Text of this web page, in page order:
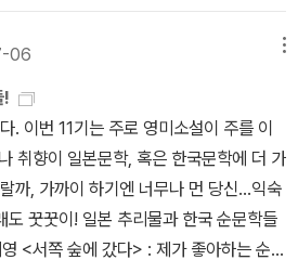
~ 각각 100페이지, 200페이지 정도의
도 흥미로우니, 탐정소설에 관심 있는 독
나 새로운 도전을 하는 사회파 미스터
로 작품. 납득하기 어려운 이유로 아내
고 있는 용의자의 본성을 추적하는 논픽
납득하지 못하는 결말은 받아들이지 않
해하지 못한 것을 인정하는 것이 무서워
는 척 살아가는 사람들에게 강렬한 메시
쿠로, 비채 이 작품도 순위에 넣으려고
출간이라고 되어 있네요. 그냥저냥 큰 기
에 이끌려 흠뻑 빠져들었던 작품. 인간
찰과 반전, 여운있는 결말 등 상당히 마
르문학은 재독하기가 쉽지 않은데 재독하
나입니다. 표지상 1. 인비저블 레인 -
바탕에 매력적인 붉은 코트가 상당히 인
묘하면서도 상당히 매력적입니다. 디자
로 자멸 - 그러니까수도없이 나 자신을 벼
이러한 자명한 사실을 깨달을 줄 알았음
달리 살아 갈 방법이 없는것이다. 나
이라고 생각하며 손에 쥔 책은 누
의 빛」이다. 재미없는 일상의 반복에 강렬
도 처음 마주하는 이의 작품을 아무렇지않
불구하고 가방에 챙겨넣은 이유는 딱히
펼친 책은 그 좋아하던 술도 포기하게 만
건 뭐, 경찰 풀이 사전이야 ?
06
!
. 이번 11기는 주로 영미소설이 주를 이
취향이 일본문학, 혹은 한국문학에 더 가
까, 가까이 하기엔 너무나 먼 당신...익숙
도 꿋꿋이! 일본 추리물과 한국 순문학들
<서쪽 숲에 갔다> : 제가 좋아하는 순문